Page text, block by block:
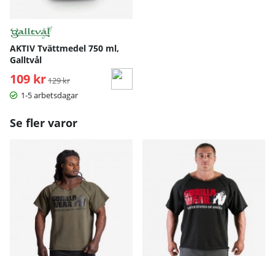
AKTIV Tvättmedel 750 ml,
Galltvål
109 kr Ordinarie pris:
129 kr
1-5 arbetsdagar
Se fler varor